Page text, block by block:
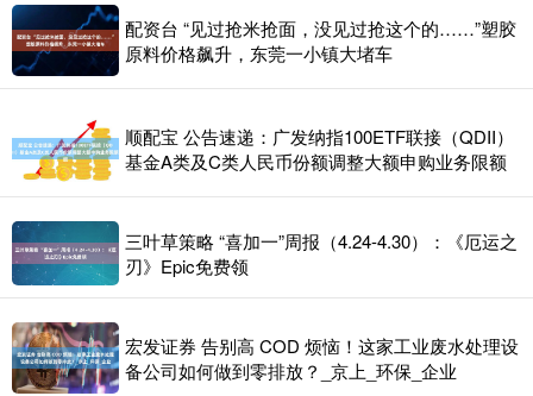
配资台 “见过抢米抢面，没见过抢这个的……”塑胶
原料价格飙升，东莞一小镇大堵车
顺配宝 公告速递：广发纳指100ETF联接（QDII）
基金A类及C类人民币份额调整大额申购业务限额
三叶草策略 “喜加一”周报（4.24-4.30）：《厄运之
刃》Epic免费领
宏发证券 告别高 COD 烦恼！这家工业废水处理设
备公司如何做到零排放？_京上_环保_企业